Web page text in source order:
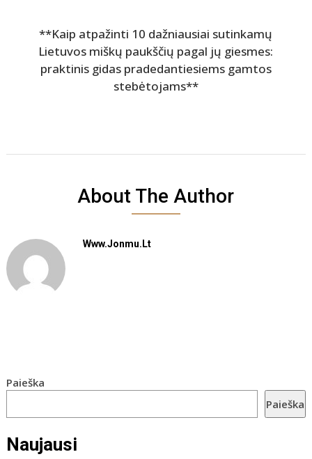
**Kaip atpažinti 10 dažniausiai sutinkamų
Lietuvos miškų paukščių pagal jų giesmes:
praktinis gidas pradedantiesiems gamtos
stebėtojams**
About The Author
Www.jonmu.lt
Paieška
Paieška
Naujausi